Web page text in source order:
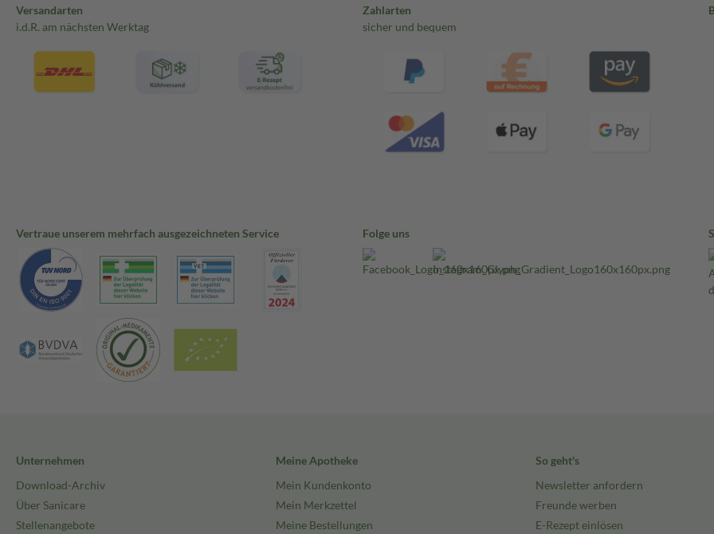
Versandarten
i.d.R. am nächsten Werktag
Zahlarten
sicher und bequem
Vertraue unserem mehrfach ausgezeichneten Service Folge uns
Unternehmen
Download-Archiv
Über Sanicare
Stellenangebote
Meine Apotheke
Mein Kundenkonto
Mein Merkzettel
Meine Bestellungen
So geht's
Newsletter anfordern
Freunde werben
E-Rezept einlösen